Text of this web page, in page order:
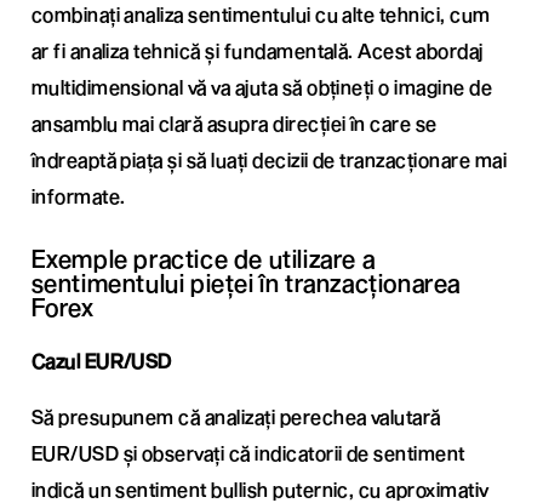
combinați analiza sentimentului cu alte tehnici, cum
ar fi analiza tehnică și fundamentală. Acest abordaj
multidimensional vă va ajuta să obțineți o imagine de
ansamblu mai clară asupra direcției în care se
îndreaptă piața și să luați decizii de tranzacționare mai
informate.
Exemple practice de utilizare a
sentimentului pieței în tranzacționarea
Forex
Cazul EUR/USD
Să presupunem că analizați perechea valutară
EUR/USD și observați că indicatorii de sentiment
indică un sentiment bullish puternic, cu aproximativ